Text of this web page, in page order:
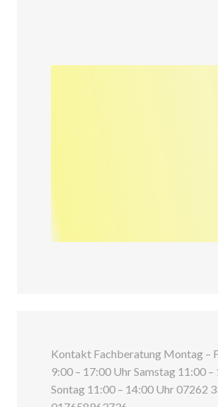
Kontakt Fachberatung Montag –
9:00 – 17:00 Uhr Samstag 11:00
Sontag 11:00 – 14:00 Uhr 07262